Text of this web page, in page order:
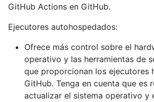
GitHub Actions en GitHub.
Ejecutores autohospedados:
Ofrece más control sobre el
operativo y las herramientas de
que proporcionan los ejecutores
GitHub. Tenga en cuenta que es
actualizar el sistema operativo y